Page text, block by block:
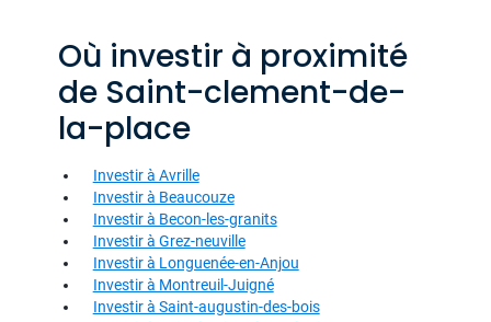
Où investir à proximité
de Saint-clement-de-
la-place
Investir à Avrille
Investir à Beaucouze
Investir à Becon-les-granits
Investir à Grez-neuville
Investir à Longuenée-en-Anjou
Investir à Montreuil-Juigné
Investir à Saint-augustin-des-bois